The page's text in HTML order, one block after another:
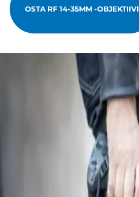
OSTA RF 14-35MM -OBJEKTIIVI